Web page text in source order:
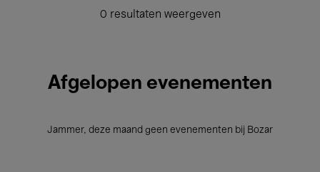
0 resultaten weergeven
Afgelopen evenementen
Jammer, deze maand geen evenementen bij Bozar